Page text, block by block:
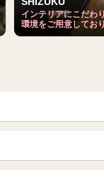
インテリアにこだわ
環境をご用意してお
宮城 (